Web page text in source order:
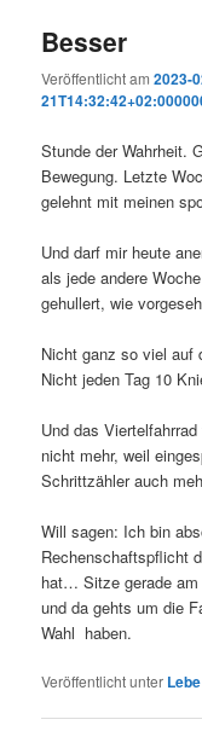
Besser
Veröffentlicht am2023-
Stunde der Wahrheit.
Bewegung. Letzte
gelehnt mit meinen
Und darf mir heute
als jede andere
gehullert, wie
Nicht ganz so viel auf
Nicht jeden Tag 10
Und das
nicht mehr, weil
Schrittzähler auch
Will sagen: Ich bin
Rechenschaftspflicht
hat… Sitze gerade am
und da gehts um die
Wahl haben.
Veröffentlicht unter